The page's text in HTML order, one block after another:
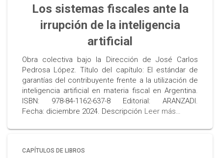
Los sistemas fiscales ante la
irrupción de la inteligencia
artificial
Obra colectiva bajo la Dirección de José Carlos
Pedrosa López. Título del capítulo: El estándar de
garantías del contribuyente frente a la utilización de
inteligencia artificial en materia fiscal en Argentina.
ISBN: 978-84-1162-637-8 Editorial: ARANZADI.
Fecha: diciembre 2024. Descripción Leer más…
CAPÍTULOS DE LIBROS